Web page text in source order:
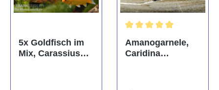
5x Goldfisch im
Mix, Carassius
Amanogarnele,
Caridina